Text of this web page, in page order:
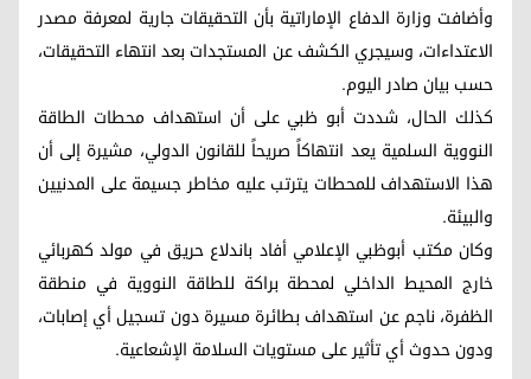
وأضافت وزارة الدفاع الإماراتية بأن التحقيقات جارية لمعرفة مصدر
الاعتداءات، وسيجري الكشف عن المستجدات بعد انتهاء التحقيقات،
حسب بيان صادر اليوم.
كذلك الحال، شددت أبو ظبي على أن استهداف محطات الطاقة
النووية السلمية يعد انتهاكاً صريحاً للقانون الدولي، مشيرة إلى أن
هذا الاستهداف للمحطات يترتب عليه مخاطر جسيمة على المدنيين
والبيئة.
وكان مكتب أبوظبي الإعلامي أفاد باندلاع حريق في مولد كهربائي
خارج المحيط الداخلي لمحطة براكة للطاقة النووية في منطقة
الظفرة، ناجم عن استهداف بطائرة مسيرة دون تسجيل أي إصابات،
ودون حدوث أي تأثير على مستويات السلامة الإشعاعية.